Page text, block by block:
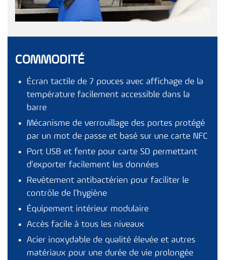
COMMODITÉ
Écran tactile de 7 pouces avec affichage de la
température facilement accessible dans la
barre
Mécanisme de verrouillage des portes protégé
par un mot de passe et basé sur une carte NFC
Port USB et fente pour carte SD permettant
d'exporter facilement les données
Revêtement antibactérien pour faciliter le
contrôle de l'hygiène
Équipement intérieur modulaire
Accès facile à tous les niveaux
Acier inoxydable de qualité élevée et autres
matériaux pour une durée de vie prolongée